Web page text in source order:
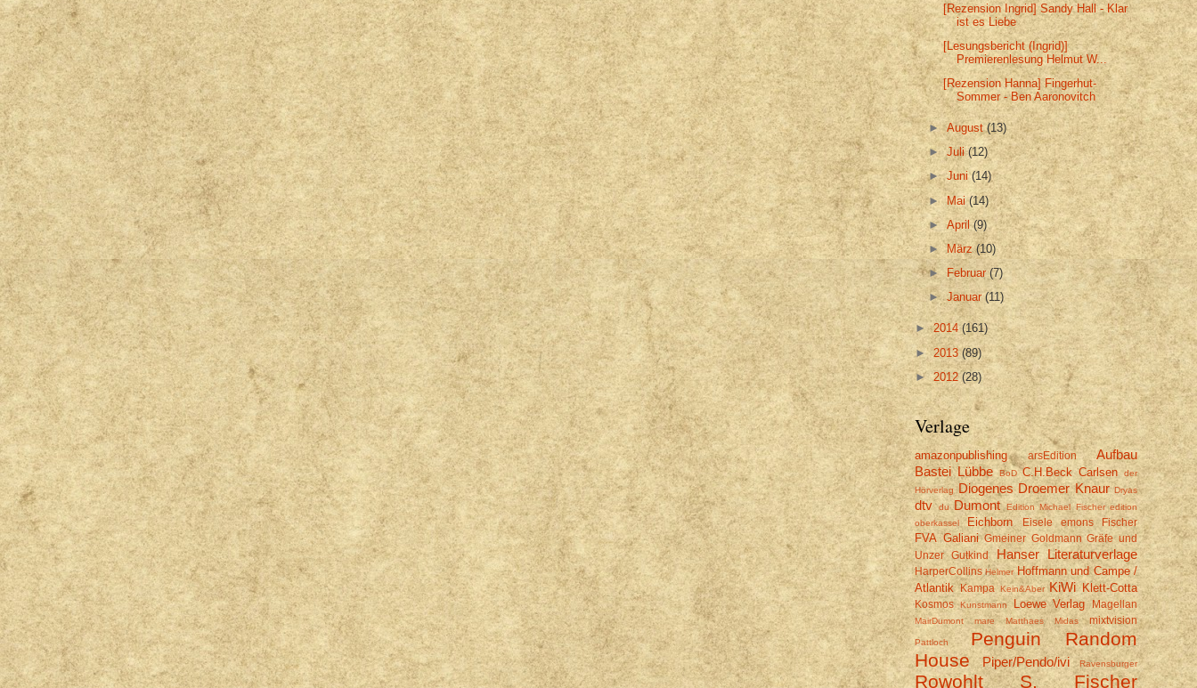
[Rezension Ingrid] Sandy Hall - Klar
ist es Liebe
[Lesungsbericht (Ingrid)]
Premierenlesung Helmut W...
[Rezension Hanna] Fingerhut-
Sommer - Ben Aaronovitch
►August(13)
►Juli(12)
►Juni(14)
►Mai(14)
►April(9)
►März(10)
►
Februar(7)
►Januar(11)
►2014(161)
►2013(89)
►2012(28)
Verlage
amazonpublishing arsEdition
Aufbau
Bastei Lübbe
BoD C.H.Beck Carlsen
der
Hörverlag Diogenes Droemer Knaur Dryas
dtv du Dumont Edition Michael Fischer edition
oberkassel
Eichborn Eisele emons Fischer
FVA Galiani Gmeiner Goldmann Gräfe und
Unzer
Gutkind Hanser Literaturverlage
HarperCollins Helmer Hoffmann und Campe /
Atlantik Kampa Kein&Aber KiWi Klett-Cotta
Kosmos Kunstmann Loewe Verlag Magellan
MairDumont mare Matthaes Midas mixtvision
Pattloch
Penguin Random
House
Piper/Pendo/ivi Ravensburger
Rowohlt S. Fischer